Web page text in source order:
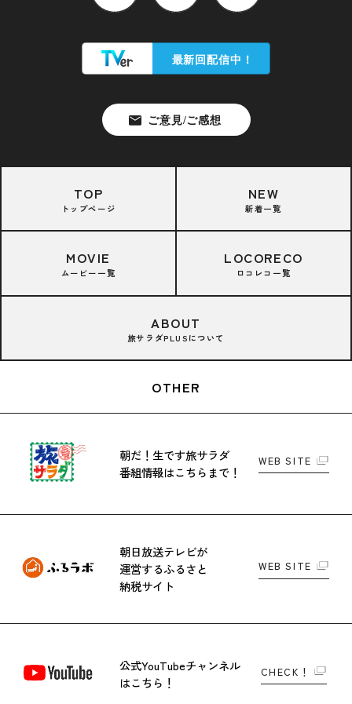
TOP
トップページ
NEW
新着一覧
MOVIE
ムービー一覧
LOCORECO
ロコレコ一覧
ABOUT
旅サラダPLUSについて
OTHER
朝だ！生です旅サラダ
番組情報はこちらまで！
WEB SITE
朝日放送テレビが
運営するふるさと
納税サイト
WEB SITE
公式YouTubeチャンネル
はこちら！
CHECK！